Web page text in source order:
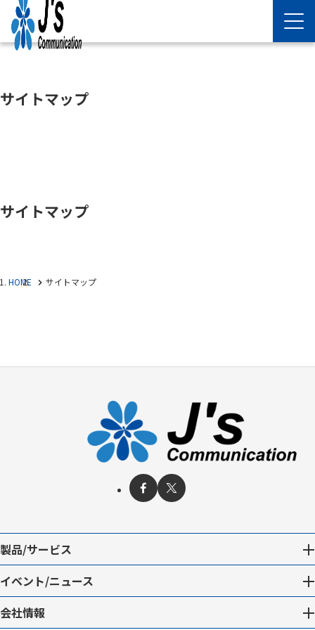
サイトマップ
サイトマップ
HOME サイトマップ
製品/サービス
イベント/ニュース
会社情報